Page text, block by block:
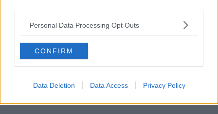
Personal Data Processing Opt Outs
CONFIRM
Data Deletion Data Access Privacy Policy